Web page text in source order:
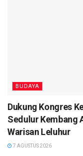
BUDAYA
Dukung Kongres
Sedulur Kembang
Warisan Leluhur
7 AGUSTUS 2026